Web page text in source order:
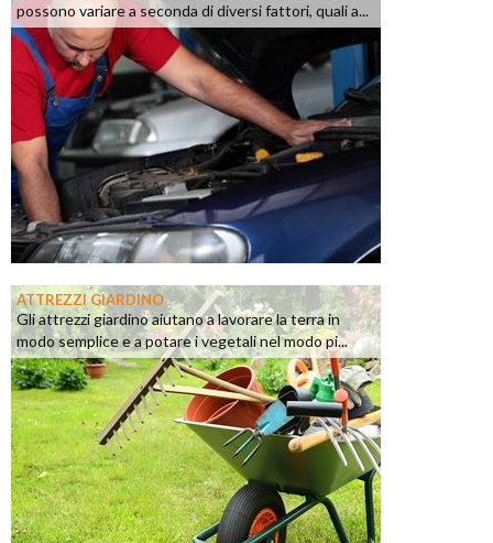
possono variare a seconda di diversi fattori, quali a...
ATTREZZI GIARDINO
Gli attrezzi giardino aiutano a lavorare la terra in
modo semplice e a potare i vegetali nel modo pi...